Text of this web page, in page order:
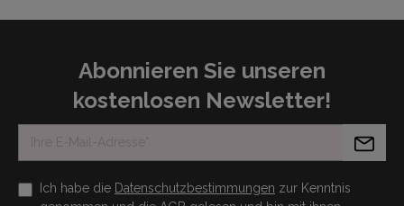
Abonnieren Sie unseren
kostenlosen Newsletter!
Ich habe die Datenschutzbestimmungen zur Kenntnis